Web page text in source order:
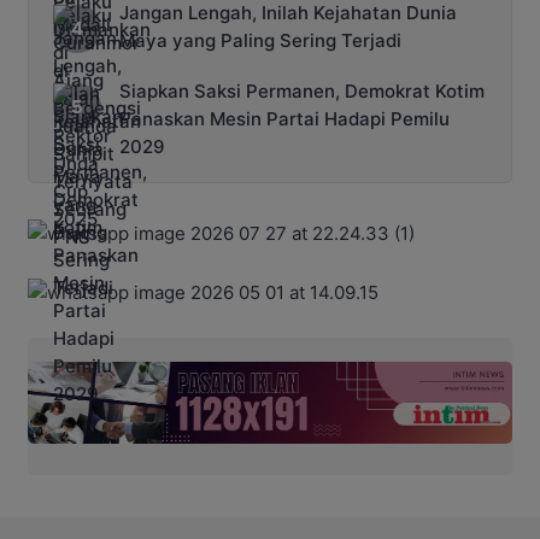
Jangan Lengah, Inilah Kejahatan Dunia
Maya yang Paling Sering Terjadi
Siapkan Saksi Permanen, Demokrat Kotim
Panaskan Mesin Partai Hadapi Pemilu
2029